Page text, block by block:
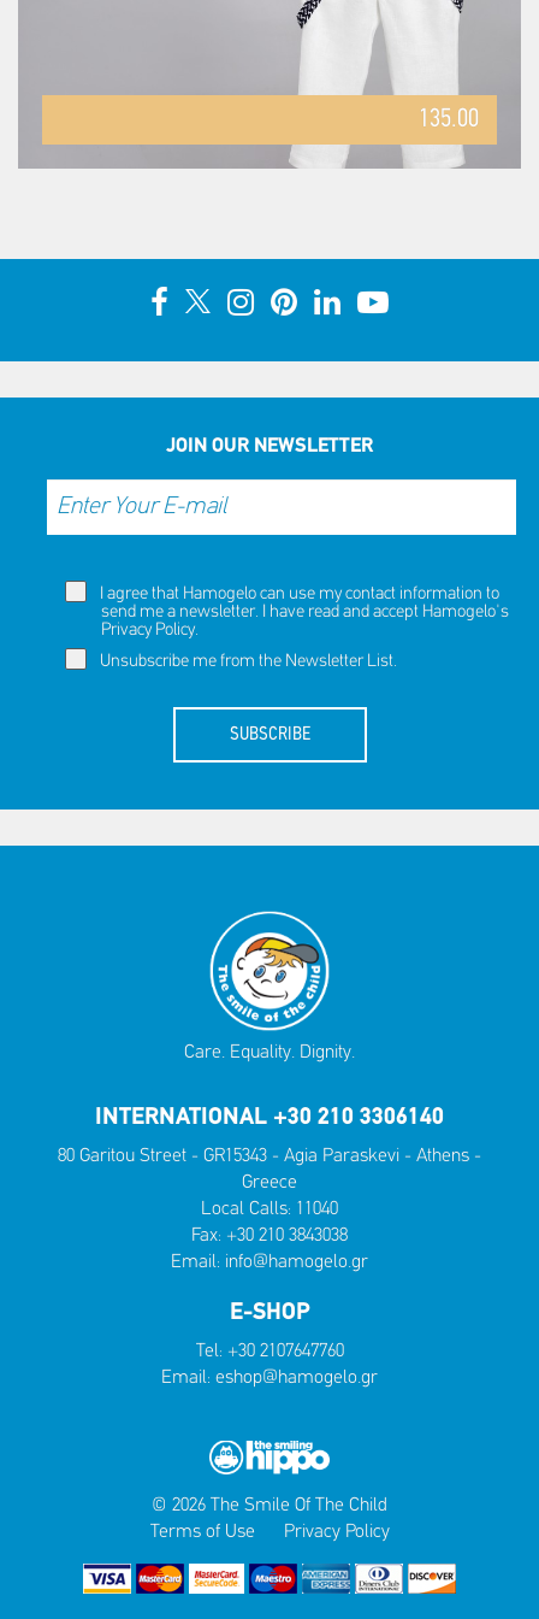
135.00
JOIN OUR NEWSLETTER
I agree that Hamogelo can use my contact information to
send me a newsletter. I have read and accept Hamogelo's
Privacy Policy.
Unsubscribe me from the Newsletter List.
SUBSCRIBE
Care. Equality. Dignity.
INTERNATIONAL +30 210 3306140
80 Garitou Street - GR15343 - Agia Paraskevi - Athens -
Greece
Local Calls: 11040
Fax: +30 210 3843038
Email: info@hamogelo.gr
E-SHOP
Tel: +30 2107647760
Email: eshop@hamogelo.gr
© 2026 The Smile Of The Child
Terms of Use
Privacy Policy